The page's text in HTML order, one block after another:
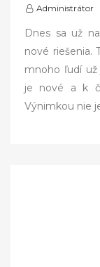
Administrátor
Dnes sa už
nové riešenia.
mnoho ľudí
je nové a k
Výnimkou nie